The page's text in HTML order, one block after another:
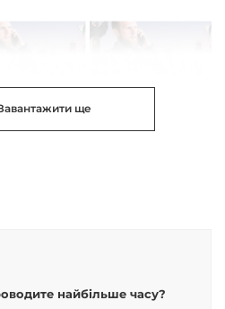
ще
найбільше часу?